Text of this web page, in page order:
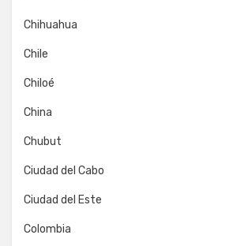
Chihuahua
Chile
Chiloé
China
Chubut
Ciudad del Cabo
Ciudad del Este
Colombia